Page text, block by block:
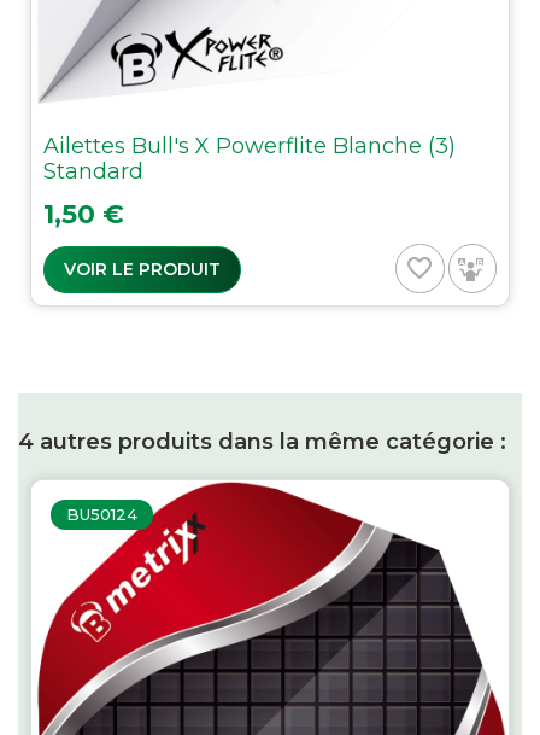
Ailettes Bull's X Powerflite Blanche (3)
Standard
Prix
1,50 €
VOIR LE PRODUIT favorite_border
4 autres produits dans la même catégorie :
BU50124